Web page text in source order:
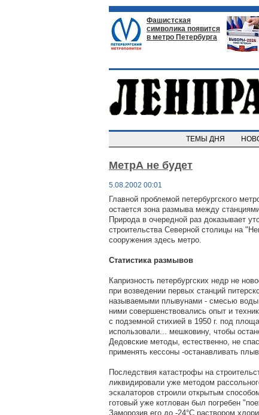
Фашистская
символика появится
в метро Петербурга
ТЕМЫ ДНЯ
МетрА не будет
5.08.2002 00:01
Главной проблемой петербургского
остается зона размыва между
Природа в очередной раз доказывает
строительства Северной столицы на
сооружения здесь метро.
Статистика размывов
Капризность петербургских недр не
при возведении первых станций
называемыми плывунами - смесью воды
ними совершенствовались опыт и
с подземной стихией в 1950 г. под
использовали... мешковину, чтобы
Дедовские методы, естественно, не
применять кессоны -останавливать
Последствия катастрофы на
ликвидировали уже методом
эскалаторов строили открытым
готовый уже котлован был погребен
Заморозив его до -24°С раствором